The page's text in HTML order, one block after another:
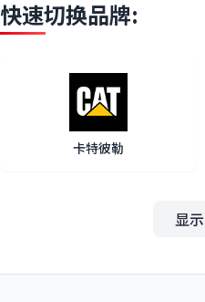
快速切换品牌:
卡特彼勒
其他
显